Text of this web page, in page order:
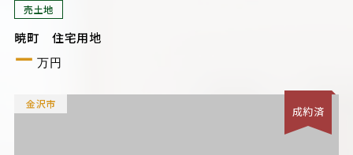
売土地
暁町 住宅用地
ー 万円
金沢市
成約済